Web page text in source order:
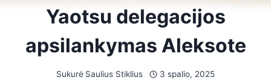
Yaotsu delegacijos
apsilankymas Aleksote
Sukurė Saulius Stiklius 3 spalio, 2025